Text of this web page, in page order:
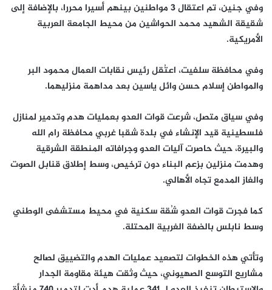
وفي جنين، تم اعتقال 3 مواطنين بينهم أسيرا محررا، بالإضافة إلى
شقيقة الشهيد محمد الحواشين من محيط الجامعة العربية
الأمريكية.
وفي محافظة سلفيت، اعتُقل رئيس نقابات العمال محمود البر
والمواطن إسلام حسن وائل ياسين بعد مداهمة منزليهما.
وفي سياق متصل، شرعت قوات العدو بعمليات هدم وتدمير لمنازل
فلسطينية قيد الإنشاء في بلدة شقبا غربي محافظة رام الله
والبيرة، حيث حاصرت آليات العدو وجرافاته المنطقة الشرقية
وهدمت منزلين بزعم البناء دون ترخيص، وسط إطلاق قنابل الصوت
والغاز المدمع تجاه الأهالي.
كما فجرت قوات العدو شُقة سكنية في محيط مستشفى الوطني
وسط نابلس بالضفة الغربية المحتلة.
وتأتي هذه الخطوات لتصعيد عمليات الهدم والتضييق لصالح
مشاريع التوسع الصهيوني، حيث وثقت هيئة مقاومة الجدار